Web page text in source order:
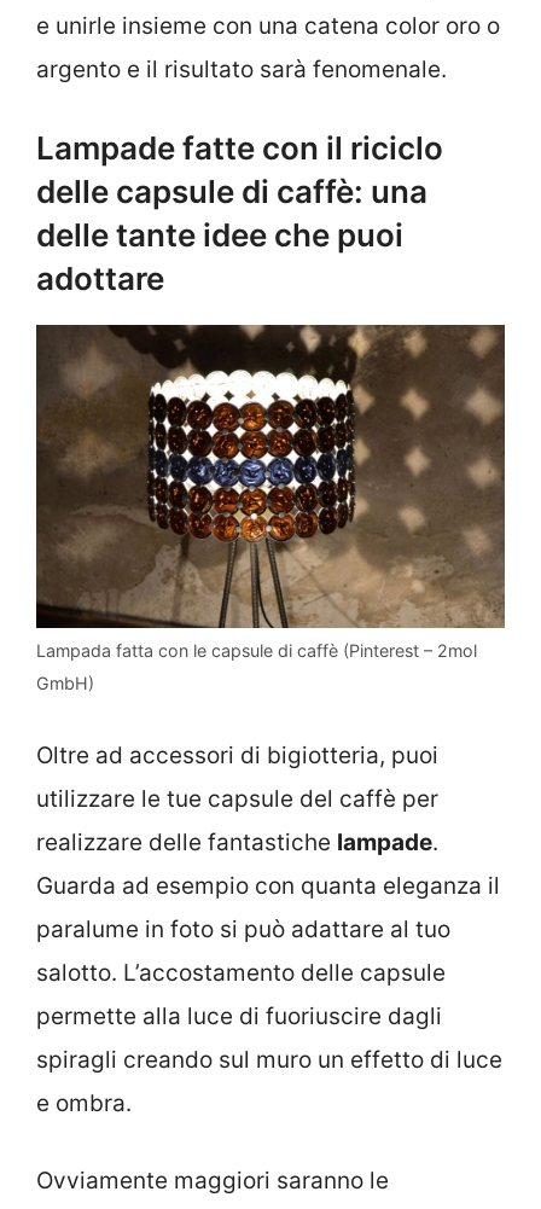
e unirle insieme con una catena color oro o
argento e il risultato sarà fenomenale.
Lampade fatte con il riciclo
delle capsule di caffè: una
delle tante idee che puoi
adottare
Lampada fatta con le capsule di caffè (Pinterest – 2mol
GmbH)
Oltre ad accessori di bigiotteria, puoi
utilizzare le tue capsule del caffè per
realizzare delle fantastiche lampade.
Guarda ad esempio con quanta eleganza il
paralume in foto si può adattare al tuo
salotto. L’accostamento delle capsule
permette alla luce di fuoriuscire dagli
spiragli creando sul muro un effetto di luce
e ombra.
Ovviamente maggiori saranno le